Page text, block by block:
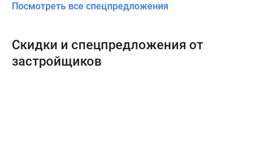
Посмотреть все спецпредложения
Скидки и спецпредложения от
застройщиков